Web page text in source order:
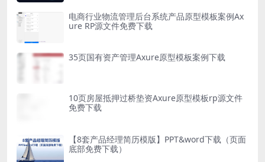
电商行业物流管理后台系统产品原型模板案例Ax
ure RP源文件免费下载
35页国有资产管理Axure原型模板案例下载
10页房屋抵押过桥垫资Axure原型模板rp源文件
免费下载
【8套产品经理简历模版】PPT&word下载（页面
底部免费下载）